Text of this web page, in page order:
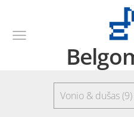
Vonio & dušas